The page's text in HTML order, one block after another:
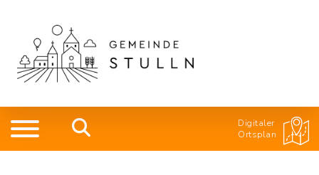
Digitaler
Ortsplan